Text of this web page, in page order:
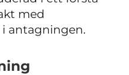
med
antagningen.